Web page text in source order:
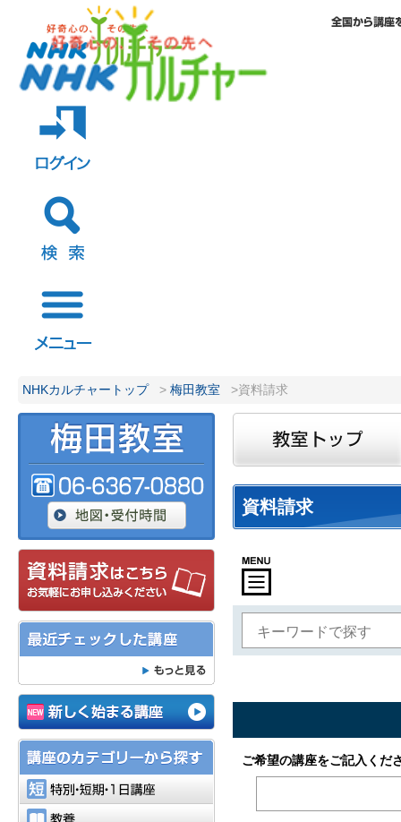
NHKカルチャートップ > 梅田教室 >資料請求
資料請求